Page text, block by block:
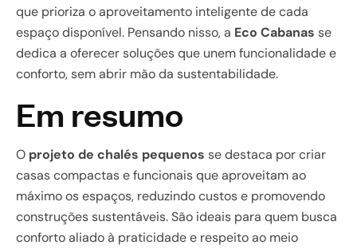
que prioriza o aproveitamento inteligente de cada
espaço disponível. Pensando nisso, a Eco Cabanas se
dedica a oferecer soluções que unem funcionalidade e
conforto, sem abrir mão da sustentabilidade.
Em resumo
O projeto de chalés pequenos se destaca por criar
casas compactas e funcionais que aproveitam ao
máximo os espaços, reduzindo custos e promovendo
construções sustentáveis. São ideais para quem busca
conforto aliado à praticidade e respeito ao meio